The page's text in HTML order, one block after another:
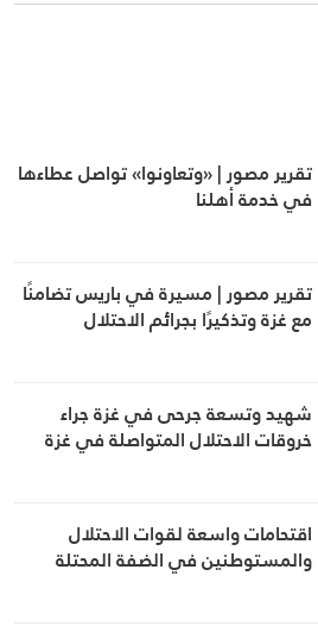
تقرير مصور | «وتعاونوا» تواصل عطاءها
في خدمة أهلنا
تقرير مصور | مسيرة في باريس تضامنًا
مع غزة وتذكيرًا بجرائم الاحتلال
شهيد وتسعة جرحى في غزة جراء
خروقات الاحتلال المتواصلة في غزة
اقتحامات واسعة لقوات الاحتلال
والمستوطنين في الضفة المحتلة